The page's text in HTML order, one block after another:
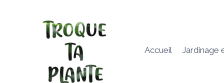
Accueil
Jardinage